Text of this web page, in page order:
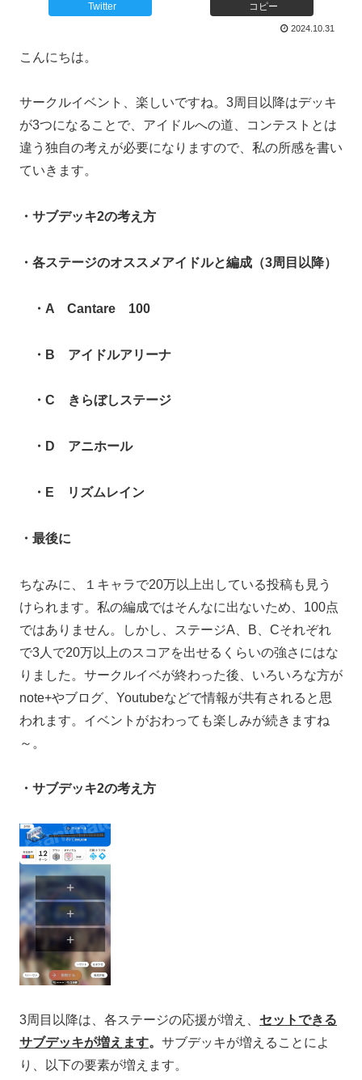
Twitter コピー
2024.10.31
こんにちは。
サークルイベント、楽しいですね。3周目以降はデッキ
が3つになることで、アイドルへの道、コンテストとは
違う独自の考えが必要になりますので、私の所感を書い
ていきます。
・サブデッキ2の考え方
・各ステージのオススメアイドルと編成（3周目以降）
・A Cantare 100
・B アイドルアリーナ
・C きらぼしステージ
・D アニホール
・E リズムレイン
・最後に
ちなみに、１キャラで20万以上出している投稿も見う
けられます。私の編成ではそんなに出ないため、100点
ではありません。しかし、ステージA、B、Cそれぞれ
で3人で20万以上のスコアを出せるくらいの強さにはな
りました。サークルイベが終わった後、いろいろな方が
note+やブログ、Youtubeなどで情報が共有されると思
われます。イベントがおわっても楽しみが続きますね
～。
・サブデッキ2の考え方
3周目以降は、各ステージの応援が増え、 セットできる
サブデッキが増えます。 サブデッキが増えることによ
り、以下の要素が増えます。